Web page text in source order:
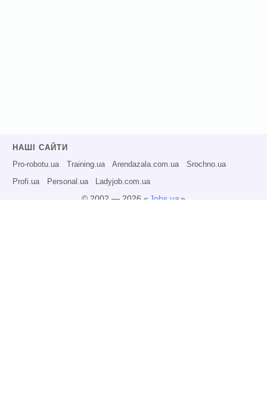
НАШІ САЙТИ
Pro-robotu.ua Training.ua Arendazala.com.ua Srochno.ua
Profi.ua Personal.ua Ladyjob.com.ua
© 2002 — 2026 « Jobs.ua»